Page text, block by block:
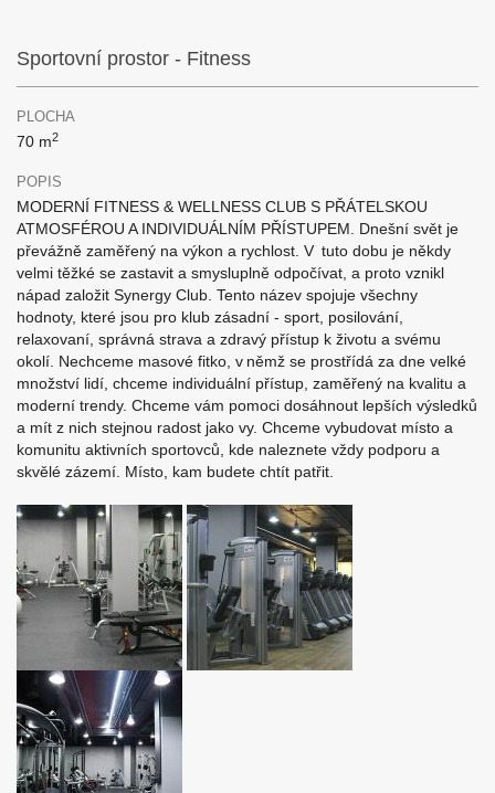
Sportovní prostor - Fitness
PLOCHA
70 m2
POPIS
MODERNÍ FITNESS & WELLNESS CLUB S PŘÁTELSKOU
ATMOSFÉROU A INDIVIDUÁLNÍM PŘÍSTUPEM. Dnešní svět je
převážně zaměřený na výkon a rychlost. V tuto dobu je někdy
velmi těžké se zastavit a smysluplně odpočívat, a proto vznikl
nápad založit Synergy Club. Tento název spojuje všechny
hodnoty, které jsou pro klub zásadní - sport, posilování,
relaxovaní, správná strava a zdravý přístup k životu a svému
okolí. Nechceme masové fitko, v němž se prostřídá za dne velké
množství lidí, chceme individuální přístup, zaměřený na kvalitu a
moderní trendy. Chceme vám pomoci dosáhnout lepších výsledků
a mít z nich stejnou radost jako vy. Chceme vybudovat místo a
komunitu aktivních sportovců, kde naleznete vždy podporu a
skvělé zázemí. Místo, kam budete chtít patřit.